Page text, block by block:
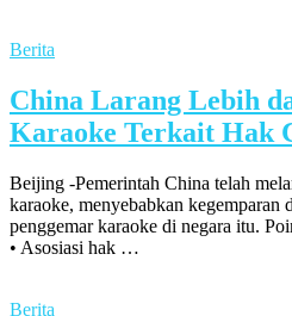
Berita
China Larang Lebih
Karaoke Terkait Hak
Beijing -Pemerintah China telah
karaoke, menyebabkan kegemparan
penggemar karaoke di negara itu.
• Asosiasi hak …
Berita